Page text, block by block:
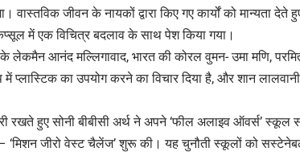
जीवन के नायकों द्वारा किए गए कार्यों को मान्यता देते
में एक विचित्र बदलाव के साथ पेश किया गया।
आनंद मल्लिगावाद, भारत की कोरल वुमन- उमा मणि,
का उपयोग करने का विचार दिया है, और शान
रखते हुए सोनी बीबीसी अर्थ ने अपने ‘फील अलाइव ऑवर्स’ स्कूल
‘मिशन जीरो वेस्ट चैलेंज’ शुरू की। यह चुनौती स्कूलों को